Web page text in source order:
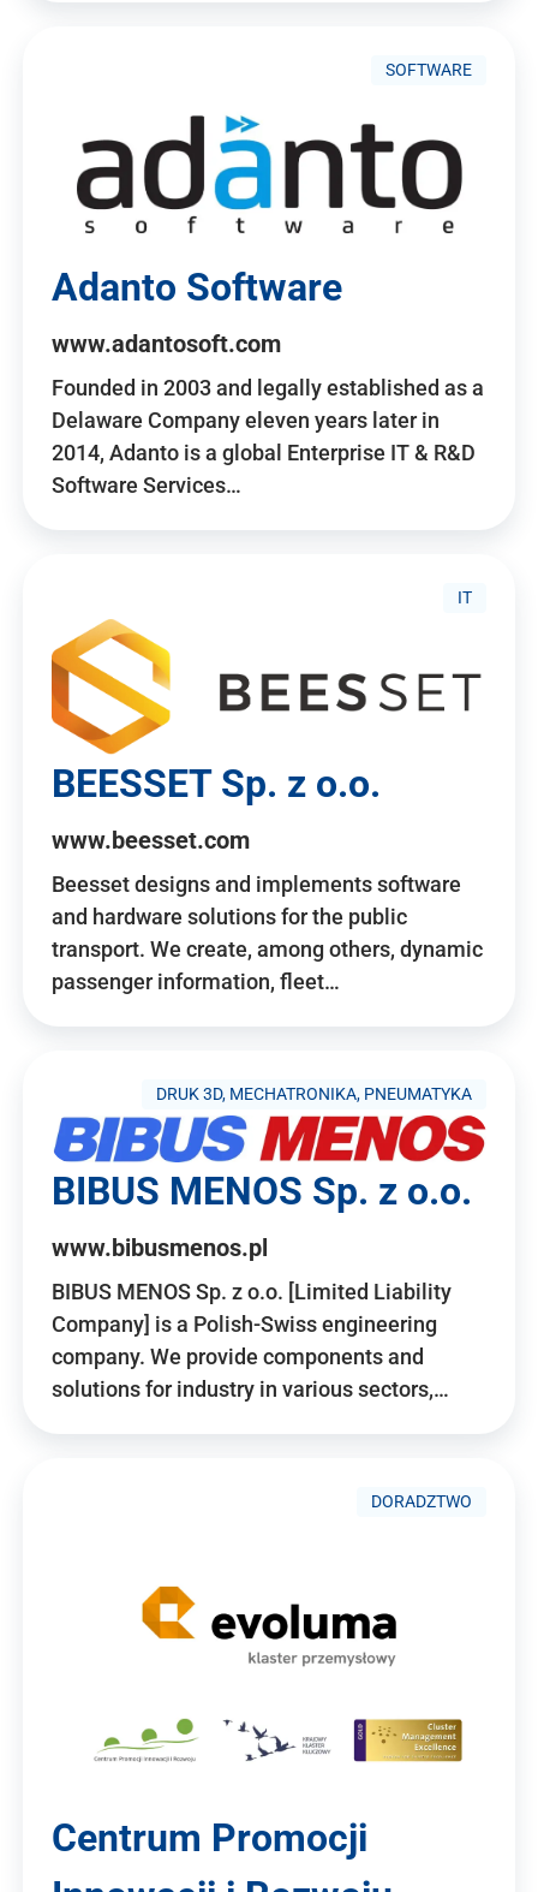
SOFTWARE
Adanto Software
www.adantosoft.com
Founded in 2003 and legally established as a
Delaware Company eleven years later in
2014, Adanto is a global Enterprise IT & R&D
Software Services…
IT
BEESSET Sp. z o.o.
www.beesset.com
Beesset designs and implements software
and hardware solutions for the public
transport. We create, among others, dynamic
passenger information, fleet…
DRUK 3D, MECHATRONIKA, PNEUMATYKA
BIBUS MENOS Sp. z o.o.
www.bibusmenos.pl
BIBUS MENOS Sp. z o.o. [Limited Liability
Company] is a Polish-Swiss engineering
company. We provide components and
solutions for industry in various sectors,…
DORADZTWO
Centrum Promocji